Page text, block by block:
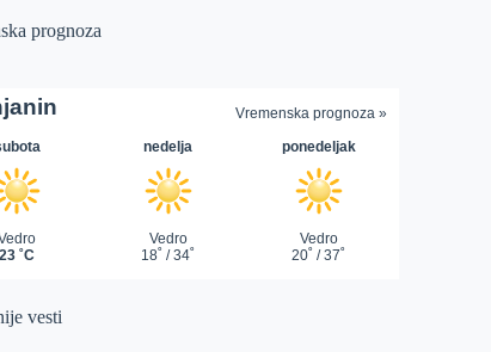
prognoza
vesti